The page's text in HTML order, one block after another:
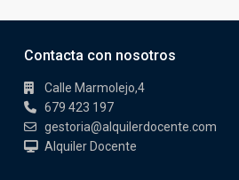
Contacta con nosotros
Calle Marmolejo,4
679 423 197
gestoria@alquilerdocente.com
Alquiler Docente